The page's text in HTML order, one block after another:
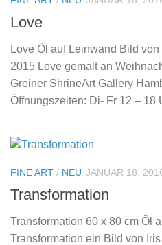
Love
Love Öl auf Leinwand Bild
2015 Love gemalt an
Greiner ShrineArt Gallery
Öffnungszeiten: Di- Fr 12 – 18
FINE ART / NEU JANUAR 18,
Transformation
Transformation 60 x 80 cm Öl
Transformation ein Bild von